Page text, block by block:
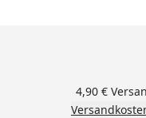
verringern
manuell eingeben
um eins
4,90 €